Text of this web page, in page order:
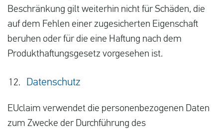
Beschränkung gilt weiterhin nicht für Schäden, die
auf dem Fehlen einer zugesicherten Eigenschaft
beruhen oder für die eine Haftung nach dem
Produkthaftungsgesetz vorgesehen ist.
Datenschutz
EUclaim verwendet die personenbezogenen Daten
zum Zwecke der Durchführung des